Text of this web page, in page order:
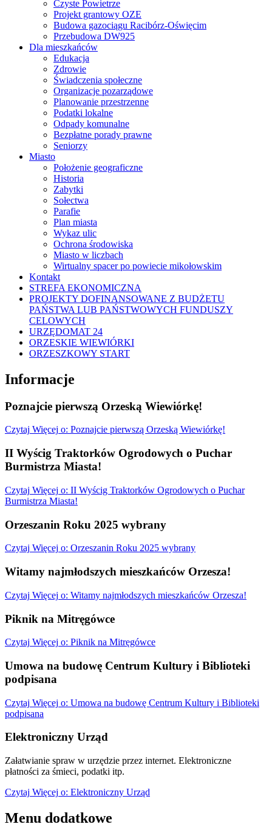
Czyste Powietrze
Projekt grantowy OZE
Budowa gazociągu Racibórz-Oświęcim
Przebudowa DW925
Dla mieszkańców
Edukacja
Zdrowie
Świadczenia społeczne
Organizacje pozarządowe
Planowanie przestrzenne
Podatki lokalne
Odpady komunalne
Bezpłatne porady prawne
Seniorzy
Miasto
Położenie geograficzne
Historia
Zabytki
Sołectwa
Parafie
Plan miasta
Wykaz ulic
Ochrona środowiska
Miasto w liczbach
Wirtualny spacer po powiecie mikołowskim
Kontakt
STREFA EKONOMICZNA
PROJEKTY DOFINANSOWANE Z BUDŻETU
PAŃSTWA LUB PAŃSTWOWYCH FUNDUSZY
CELOWYCH
URZĘDOMAT 24
ORZESKIE WIEWIÓRKI
ORZESZKOWY START
Informacje
Poznajcie pierwszą Orzeską Wiewiórkę!
Czytaj Więcej o: Poznajcie pierwszą Orzeską Wiewiórkę!
II Wyścig Traktorków Ogrodowych o Puchar
Burmistrza Miasta!
Czytaj Więcej o: II Wyścig Traktorków Ogrodowych o Puchar
Burmistrza Miasta!
Orzeszanin Roku 2025 wybrany
Czytaj Więcej o: Orzeszanin Roku 2025 wybrany
Witamy najmłodszych mieszkańców Orzesza!
Czytaj Więcej o: Witamy najmłodszych mieszkańców Orzesza!
Piknik na Mitręgówce
Czytaj Więcej o: Piknik na Mitręgówce
Umowa na budowę Centrum Kultury i Biblioteki
podpisana
Czytaj Więcej o: Umowa na budowę Centrum Kultury i Biblioteki
podpisana
Elektroniczny Urząd
Załatwianie spraw w urzędzie przez internet. Elektroniczne
płatności za śmieci, podatki itp.
Czytaj Więcej o: Elektroniczny Urząd
Menu dodatkowe